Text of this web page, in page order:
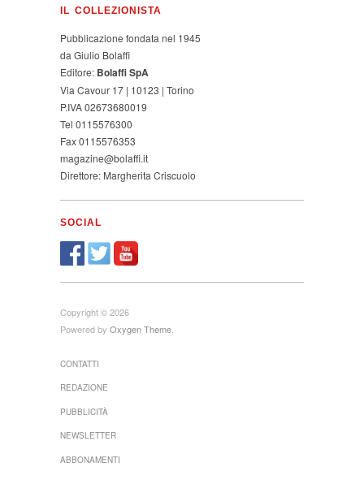
IL COLLEZIONISTA
Pubblicazione fondata nel 1945
da Giulio Bolaffi
Editore: Bolaffi SpA
Via Cavour 17 | 10123 | Torino
P.IVA 02673680019
Tel 0115576300
Fax 0115576353
magazine@bolaffi.it
Direttore: Margherita Criscuolo
SOCIAL
Copyright © 2026
Powered by Oxygen Theme
CONTATTI
REDAZIONE
PUBBLICITÀ
NEWSLETTER
ABBONAMENTI